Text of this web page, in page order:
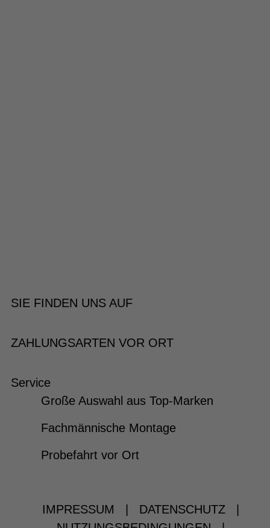
SIE FINDEN UNS AUF
ZAHLUNGSARTEN VOR ORT
Service
Große Auswahl aus Top-Marken
Fachmännische Montage
Probefahrt vor Ort
IMPRESSUM DATENSCHUTZ